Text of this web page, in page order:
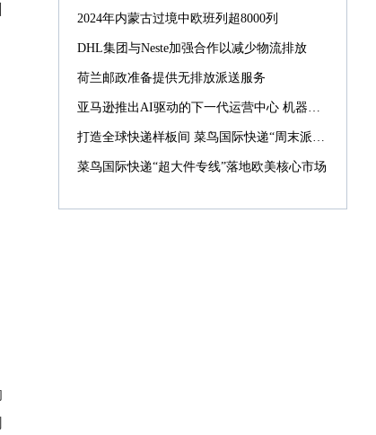
2024年内蒙古过境中欧班列超8000列
DHL集团与Neste加强合作以减少物流排放
荷兰邮政准备提供无排放派送服务
亚马逊推出AI驱动的下一代运营中心 机器人数量激增10倍
打造全球快递样板间 菜鸟国际快递“周末派”“同城配”引入西班牙
菜鸟国际快递“超大件专线”落地欧美核心市场